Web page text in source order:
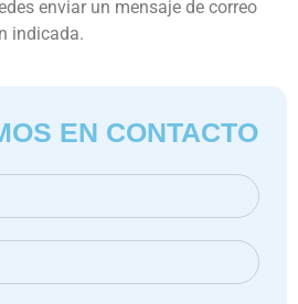
enviar un mensaje de correo
indicada.
EN CONTACTO